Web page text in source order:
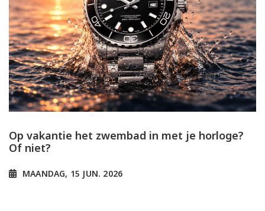
Op vakantie het zwembad in met je horloge?
Of niet?
MAANDAG, 15 JUN. 2026